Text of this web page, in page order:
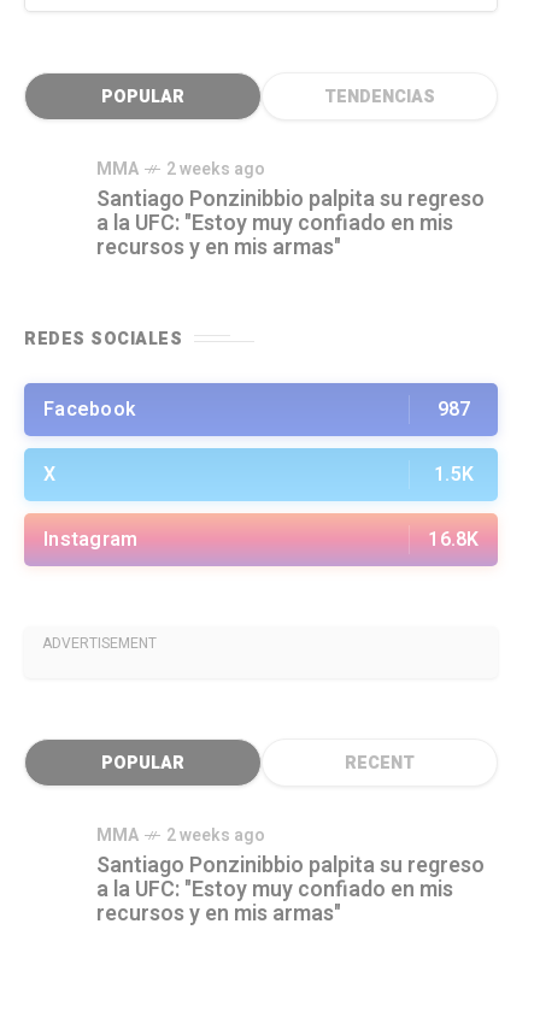
POPULAR TENDENCIAS
MMA 2 weeks ago
Santiago Ponzinibbio palpita su regreso
a la UFC: "Estoy muy confiado en mis
recursos y en mis armas"
REDES SOCIALES
Facebook 987
X 1.5K
Instagram 16.8K
ADVERTISEMENT
POPULAR RECENT
MMA 2 weeks ago
Santiago Ponzinibbio palpita su regreso
a la UFC: "Estoy muy confiado en mis
recursos y en mis armas"